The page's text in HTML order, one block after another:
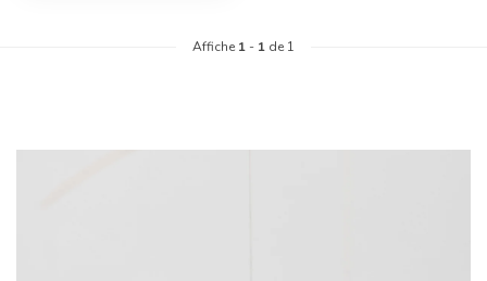
Affiche 1 - 1 de 1